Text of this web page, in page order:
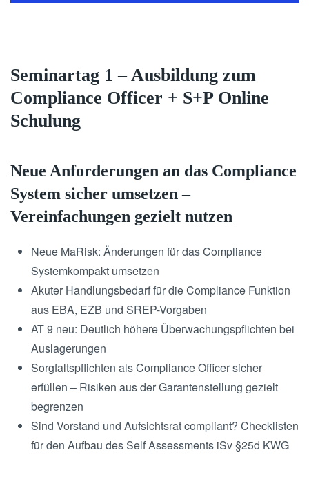
Seminartag 1 – Ausbildung zum
Compliance Officer + S+P Online
Schulung
Neue Anforderungen an das Compliance
System sicher umsetzen –
Vereinfachungen gezielt nutzen
Neue MaRisk: Änderungen für das Compliance
Systemkompakt umsetzen
Akuter Handlungsbedarf für die Compliance Funktion
aus EBA, EZB und SREP-Vorgaben
AT 9 neu: Deutlich höhere Überwachungspflichten bei
Auslagerungen
Sorgfaltspflichten als Compliance Officer sicher
erfüllen – Risiken aus der Garantenstellung gezielt
begrenzen
Sind Vorstand und Aufsichtsrat compliant? Checklisten
für den Aufbau des Self Assessments iSv §25d KWG